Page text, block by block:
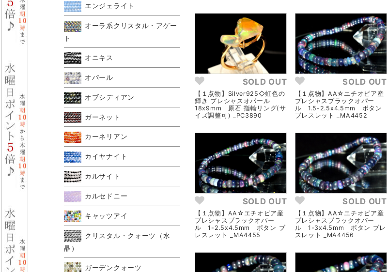
エンジェライト
オーラ系クリスタル・アゲー
ト
オニキス
オパール
オブシディアン
ガーネット
カーネリアン
カイヤナイト
カルサイト
カルセドニー
キャッツアイ
クリスタル・クォーツ（水
晶）
ガーデンクォーツ
SOLD OUT
【１点物】Silver925◇虹色の
輝き プレシャスオパール
18x9mm 原石 指輪リング(サ
イズ調整可) _PC3890
SOLD OUT
【１点物】AA☆エチオピア産
プレシャスブラックオパー
ル 1.5-2.5x4.5mm ボタン
ブレスレット _MA4452
SOLD OUT
【１点物】AA☆エチオピア産
プレシャスブラックオパー
ル 1-2.5x4.5mm ボタン ブ
レスレット _MA4455
SOLD OUT
【１点物】AA☆エチオピア産
プレシャスブラックオパー
ル 1-3x4.5mm ボタン ブレ
スレット _MA4456